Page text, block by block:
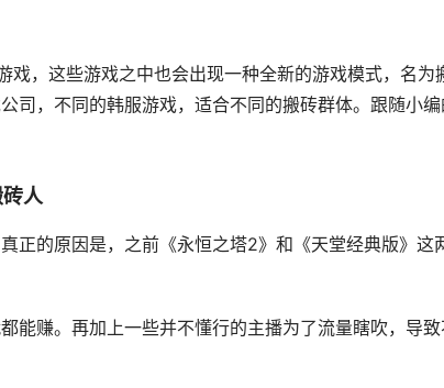
戏，这些游戏之中也会出现一种全新的游戏模式，名为
司，不同的韩服游戏，适合不同的搬砖群体。跟随小编
人
正的原因是，之前《永恒之塔2》和《天堂经典版》这
能赚。再加上一些并不懂行的主播为了流量瞎吹，导